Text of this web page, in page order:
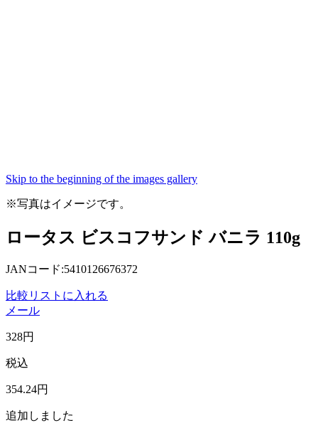
Skip to the beginning of the images gallery
※写真はイメージです。
ロータス ビスコフサンド バニラ 110g
JANコード:5410126676372
比較リストに入れる
メール
328円
税込
354.24円
追加しました